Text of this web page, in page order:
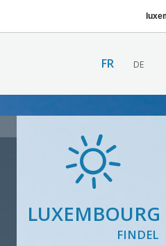
FR DE
LUXEMBOURG
FINDEL